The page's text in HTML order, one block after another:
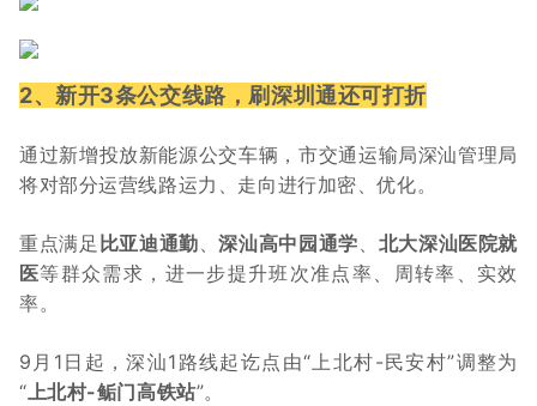
2、新开3条公交线路， 刷深圳通还可打折
通过新增投放新能源公交车辆，市交通运输局深汕管理局
将对部分运营线路运力、走向进行加密、优化。
重点满足 比亚迪通勤、深汕高中园通学、 北大深汕医院就
医等群众需求，进一步提升班次准点率、周转率、实效
率。
9月1日起，深汕1路线起讫点由“上北村-民安村”调整为
“上北村-鲘门高铁站”。